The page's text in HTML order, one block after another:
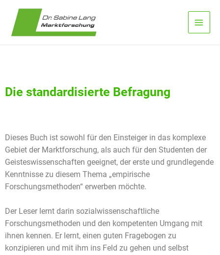
Inhalt
springen
Main
Die standardisierte Befragung
Dieses Buch ist sowohl für den Einsteiger in das komplexe
Gebiet der Marktforschung, als auch für den Studenten der
Geisteswissenschaften geeignet, der erste und grundlegende
Kenntnisse zu diesem Thema „empirische
Forschungsmethoden“ erwerben möchte.
Der Leser lernt darin sozialwissenschaftliche
Forschungsmethoden und den kompetenten Umgang mit
ihnen kennen. Er lernt, einen guten Fragebogen zu
konzipieren und mit ihm ins Feld zu gehen und selbst